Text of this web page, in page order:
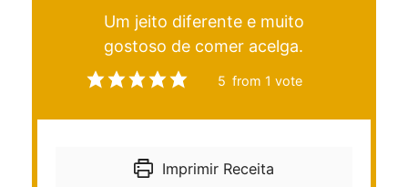
Um jeito diferente e muito
gostoso de comer acelga.
5 from 1 vote
Imprimir Receita